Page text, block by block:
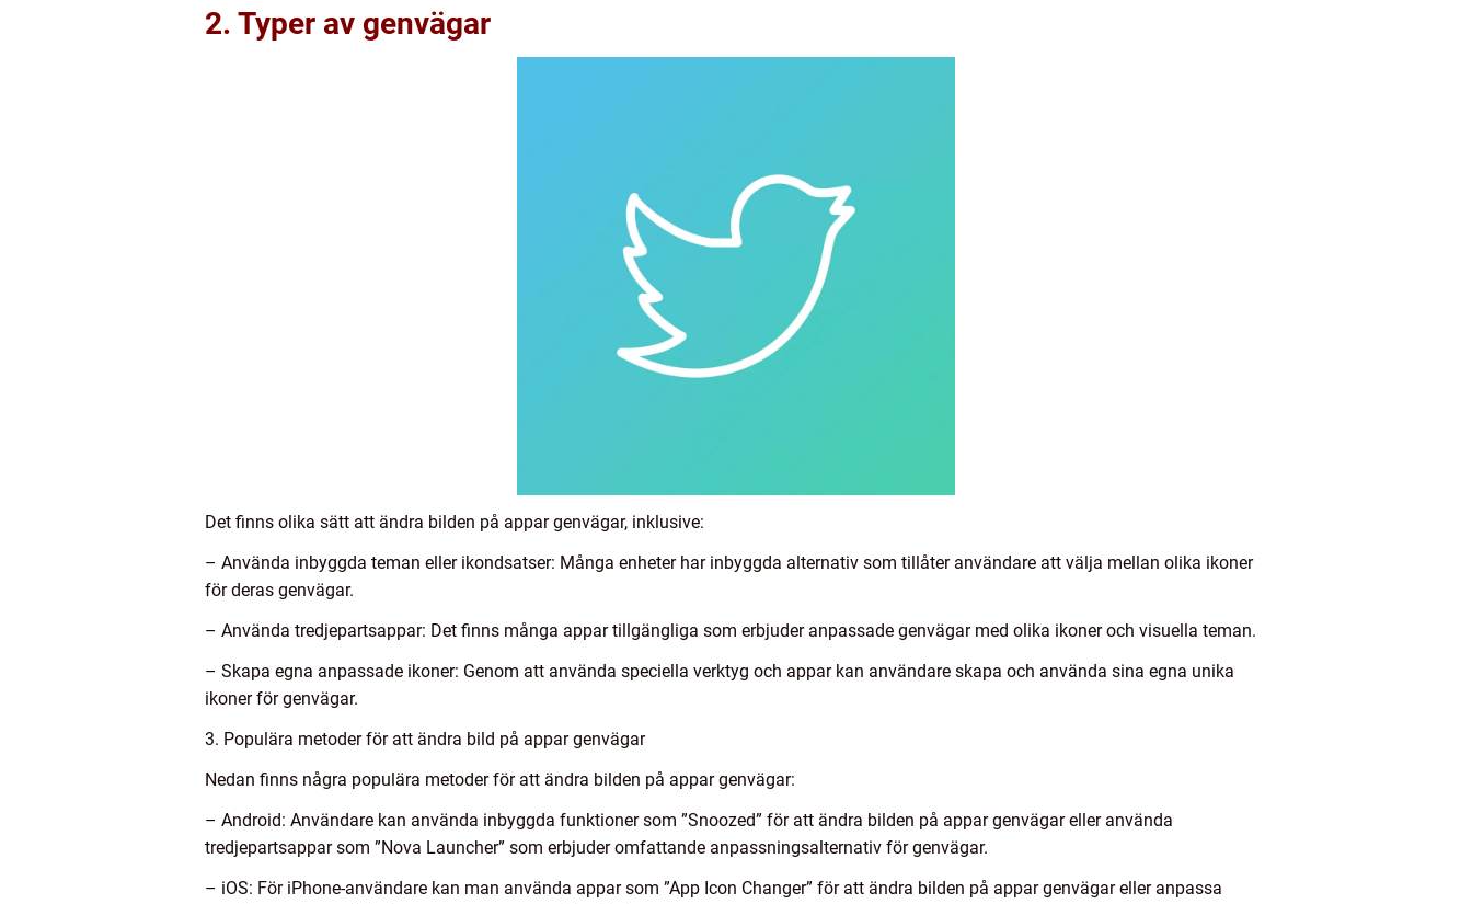
2. Typer av genvägar
Det finns olika sätt att ändra bilden på appar genvägar, inklusive:
– Använda inbyggda teman eller ikondsatser: Många enheter har inbyggda alternativ som tillåter användare att välja mellan olika ikoner
för deras genvägar.
– Använda tredjepartsappar: Det finns många appar tillgängliga som erbjuder anpassade genvägar med olika ikoner och visuella teman.
– Skapa egna anpassade ikoner: Genom att använda speciella verktyg och appar kan användare skapa och använda sina egna unika
ikoner för genvägar.
3. Populära metoder för att ändra bild på appar genvägar
Nedan finns några populära metoder för att ändra bilden på appar genvägar:
– Android: Användare kan använda inbyggda funktioner som ”Snoozed” för att ändra bilden på appar genvägar eller använda
tredjepartsappar som ”Nova Launcher” som erbjuder omfattande anpassningsalternativ för genvägar.
– iOS: För iPhone-användare kan man använda appar som ”App Icon Changer” för att ändra bilden på appar genvägar eller anpassa